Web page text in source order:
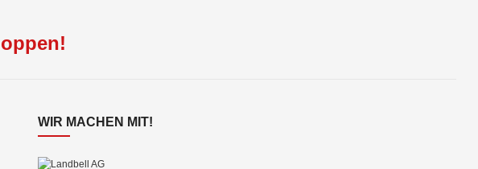
WIR MACHEN MIT!